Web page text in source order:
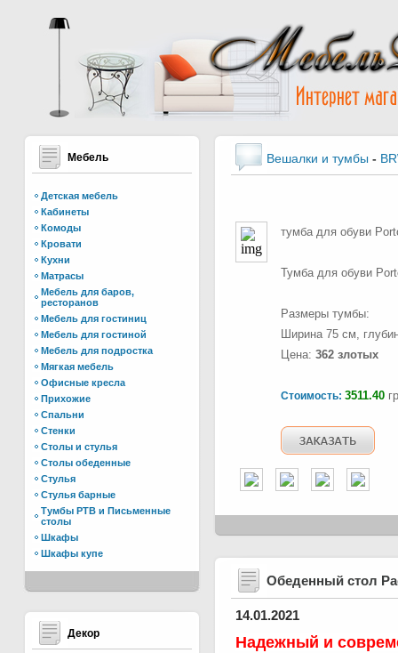
Мебель
Детская мебель
Кабинеты
Комоды
Кровати
Кухни
Матрасы
Мебель для баров,
ресторанов
Мебель для гостиниц
Мебель для гостиной
Мебель для подростка
Мягкая мебель
Офисные кресла
Прихожие
Спальни
Стенки
Столы и стулья
Столы обеденные
Стулья
Стулья барные
Тумбы РТВ и Письменные
столы
Шкафы
Шкафы купе
Декор
Вешалки и тумбы -
тумба для обуви
Тумба для обуви
Размеры тумбы:
Ширина 75 см,
Цена: 362 злотых
Стоимость: 3511.40
Обеденный стол
14.01.2021
Надежный и